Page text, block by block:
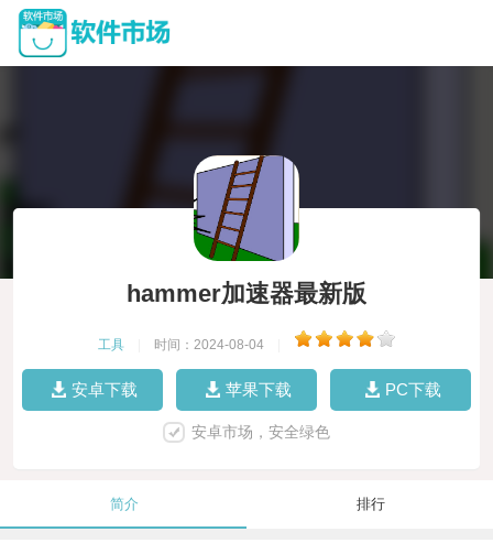
hammer加速器最新版
工具 时间：2024-08-04
安卓下载 苹果下载 PC下载
安卓市场，安全绿色
简介 排行